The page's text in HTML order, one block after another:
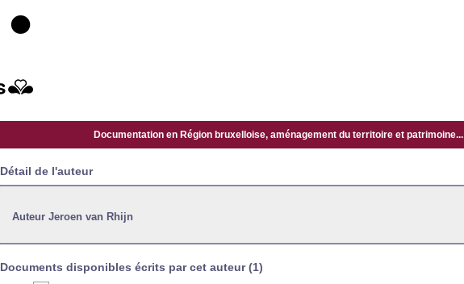
Documentation en Région bruxelloise, aménagement du territoire et patrimoine...
Détail de l'auteur
Auteur Jeroen van Rhijn
Documents disponibles écrits par cet auteur (1)